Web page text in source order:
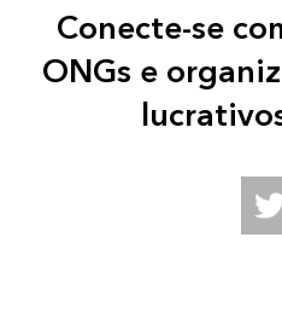
Conecte-se
ONGs e